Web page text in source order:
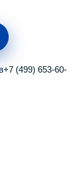
+7 (499) 653-60-